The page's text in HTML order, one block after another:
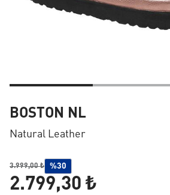
BOSTON NL
Natural Leather
3.999,00 ₺ %30
2.799,30 ₺